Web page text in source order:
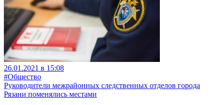
26.01.2021 в 15:08
#Общество
Руководители межрайонных следственных отделов города
Рязани поменялись местами